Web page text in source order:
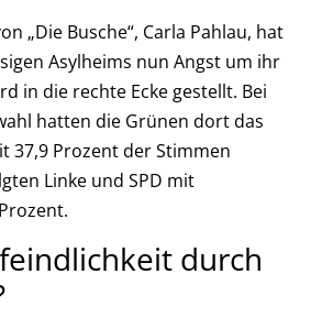
„Die Busche“, Carla Pahlau, hat
Asylheims nun Angst um ihr
in die rechte Ecke gestellt. Bei
hatten die Grünen dort das
37,9 Prozent der Stimmen
Linke und SPD mit
durch